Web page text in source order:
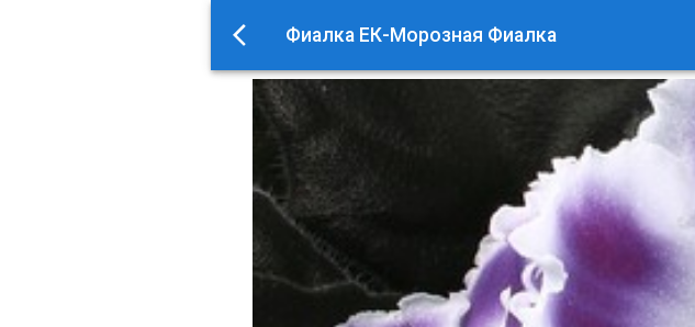
Фиалка ЕК-Морозная Фиалка